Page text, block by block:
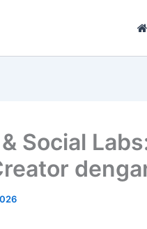
Social